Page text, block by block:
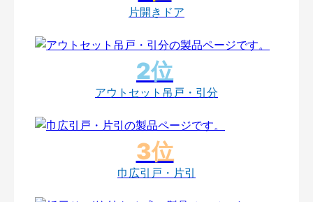
片開きドア
アウトセット吊戸・引分
巾広引戸・片引